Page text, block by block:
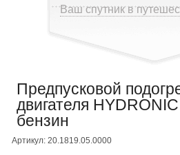
Ваш спутник в
Предпусковой
двигателя
бензин
Артикул: 20.1819.05.0000